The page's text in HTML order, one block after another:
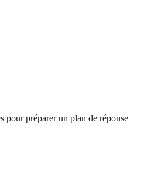
pour préparer un plan de réponse